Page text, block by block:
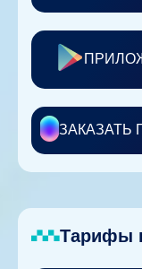
ЗАКАЗАТЬ
Тарифы